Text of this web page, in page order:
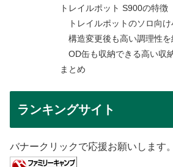
トレイルポット S900の特徴
トレイルポットのソロ向
構造変更後も高い調理性を
OD缶も収納できる高い収
まとめ
ランキングサイト
バナークリックで応援お願いします。